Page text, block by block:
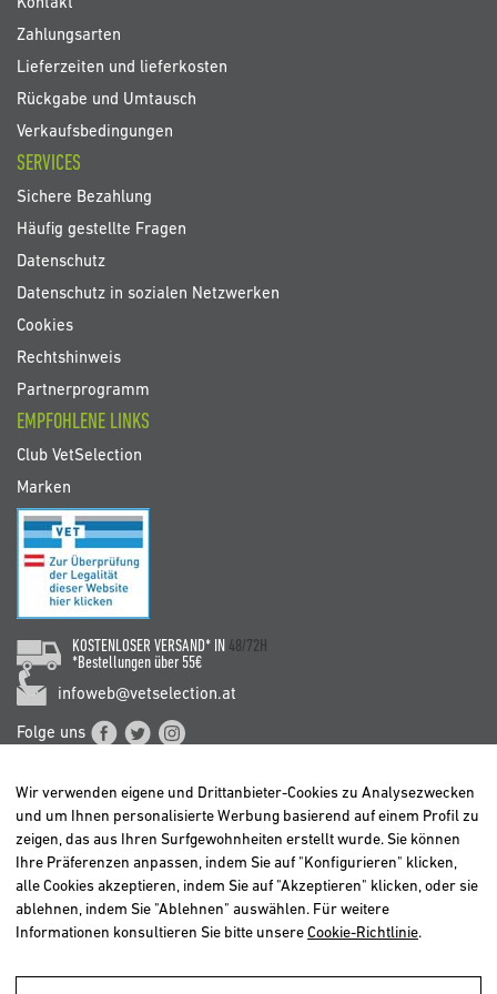
Zahlungsarten
Lieferzeiten und lieferkosten
Rückgabe und Umtausch
Verkaufsbedingungen
SERVICES
Sichere Bezahlung
Häufig gestellte Fragen
Datenschutz
Datenschutz in sozialen Netzwerken
Cookies
Rechtshinweis
Partnerprogramm
EMPFOHLENE LINKS
Club VetSelection
Marken
KOSTENLOSER VERSAND* IN 48/72H
*Bestellungen über 55€
infoweb@vetselection.at
Folge uns
BELGIË / BELGIQUE
DEUTSCHLAND
ESPAÑA
Wir verwenden eigene und Drittanbieter-Cookies zu Analysezwecken
und um Ihnen personalisierte Werbung basierend auf einem Profil zu
zeigen, das aus Ihren Surfgewohnheiten erstellt wurde. Sie können
Ihre Präferenzen anpassen, indem Sie auf "Konfigurieren" klicken,
alle Cookies akzeptieren, indem Sie auf "Akzeptieren" klicken, oder sie
ablehnen, indem Sie "Ablehnen" auswählen. Für weitere
Informationen konsultieren Sie bitte unsere Cookie-Richtlinie.